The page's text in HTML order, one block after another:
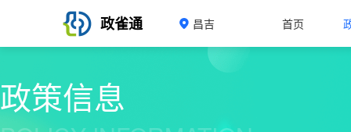
政雀通 昌吉 首页
政策信息